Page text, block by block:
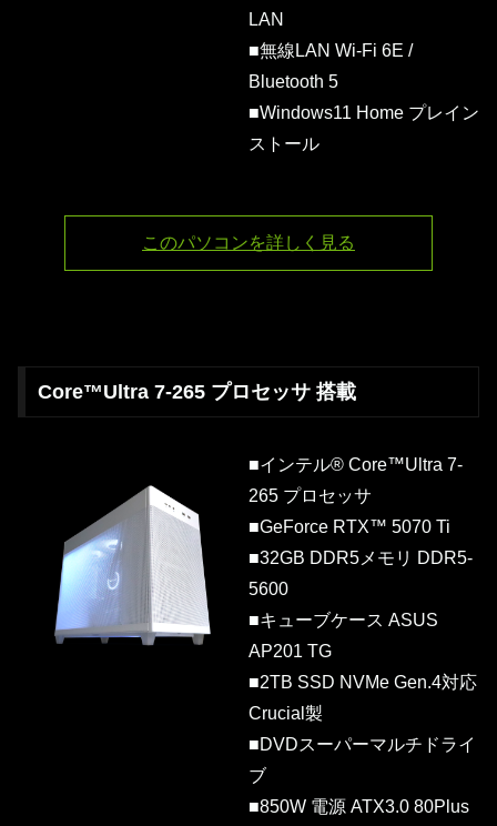
LAN
■無線LAN Wi-Fi 6E /
Bluetooth 5
■Windows11 Home プレイン
ストール
このパソコンを詳しく見る
Core™Ultra 7-265 プロセッサ 搭載
■インテル® Core™Ultra 7-
265 プロセッサ
■GeForce RTX™ 5070 Ti
■32GB DDR5メモリ DDR5-
5600
■キューブケース ASUS
AP201 TG
■2TB SSD NVMe Gen.4対応
Crucial製
■DVDスーパーマルチドライ
ブ
■850W 電源 ATX3.0 80Plus